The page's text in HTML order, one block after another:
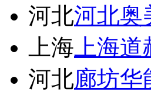
河北河北奥
上海 上海
河北廊坊华